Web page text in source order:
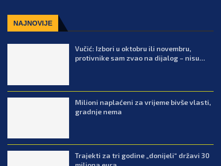
NAJNOVIJE
Vučić: Izbori u oktobru ili novembru,
protivnike sam zvao na dijalog – nisu...
Milioni naplaćeni za vrijeme bivše vlasti,
gradnje nema
Trajekti za tri godine „donijeli“ državi 30